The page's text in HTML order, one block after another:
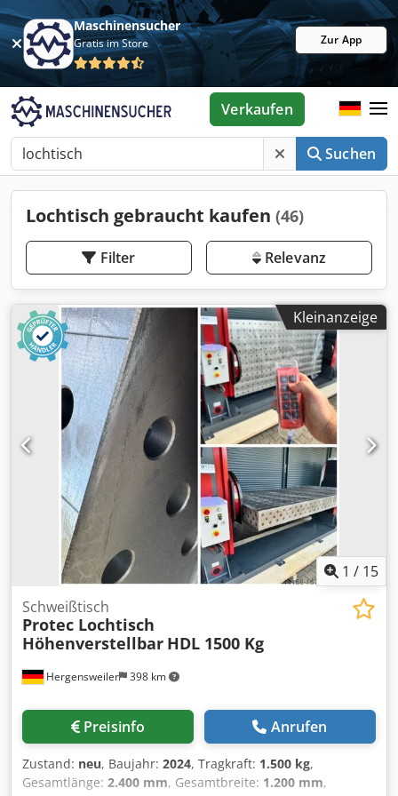
Maschinensucher
Gratis im Store Zur App
Suchen
Verkaufen
Lochtisch gebraucht kaufen (46)
Filter Relevanz
Kleinanzeige
1 / 15
Hergensweiler 398 km
Schweißtisch
Protec Lochtisch
Höhenverstellbar HDL 1500 Kg
Preisinfo Anrufen
Zustand: neu, Baujahr: 2024, Tragkraft: 1.500 kg,
Gesamtlänge: 2.400 mm, Gesamtbreite: 1.200 mm,